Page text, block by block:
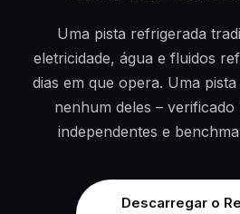
Uma pista refrigerada
eletricidade, água e fluidos
dias em que opera. Uma
nenhum deles –
independentes e
Descarregar o